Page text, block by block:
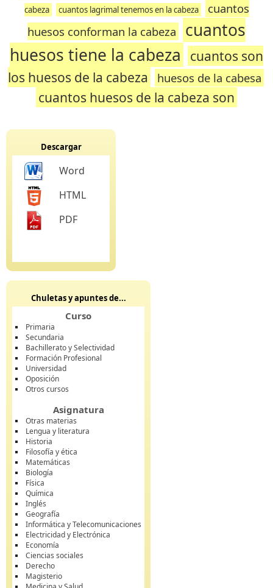
cabeza
cuantos lagrimal tenemos en la cabeza
cuantos
huesos conforman la cabeza
cuantos
huesos tiene la cabeza
cuantos son
los huesos de la cabeza
huesos de la cabesa
cuantos huesos de la cabeza son
Descargar
Word
HTML
PDF
Chuletas y apuntes de...
Curso
Primaria
Secundaria
Bachillerato y Selectividad
Formación Profesional
Universidad
Oposición
Otros cursos
Asignatura
Otras materias
Lengua y literatura
Historia
Filosofía y ética
Matemáticas
Biología
Física
Química
Inglés
Geografía
Informática y Telecomunicaciones
Electricidad y Electrónica
Economía
Ciencias sociales
Derecho
Magisterio